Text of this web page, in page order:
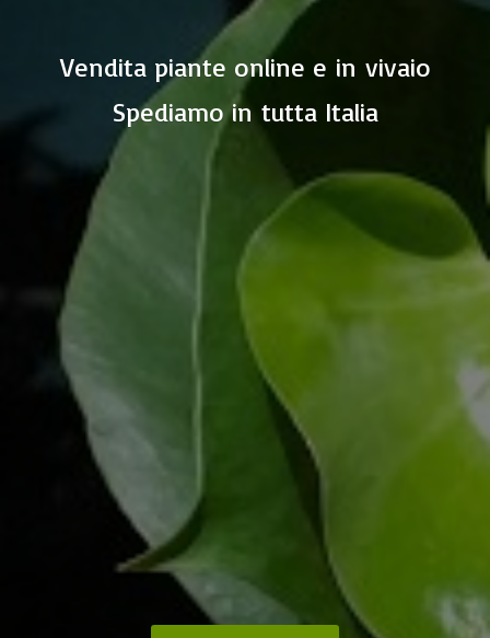
Vendita piante online e in vivaio
Spediamo in tutta Italia